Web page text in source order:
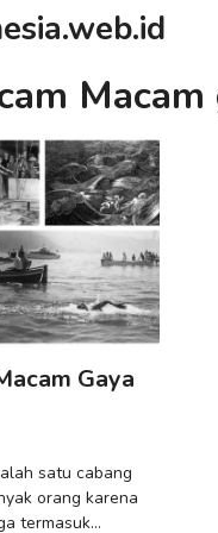
Macam
Gaya
satu cabang
orang karena
termasuk